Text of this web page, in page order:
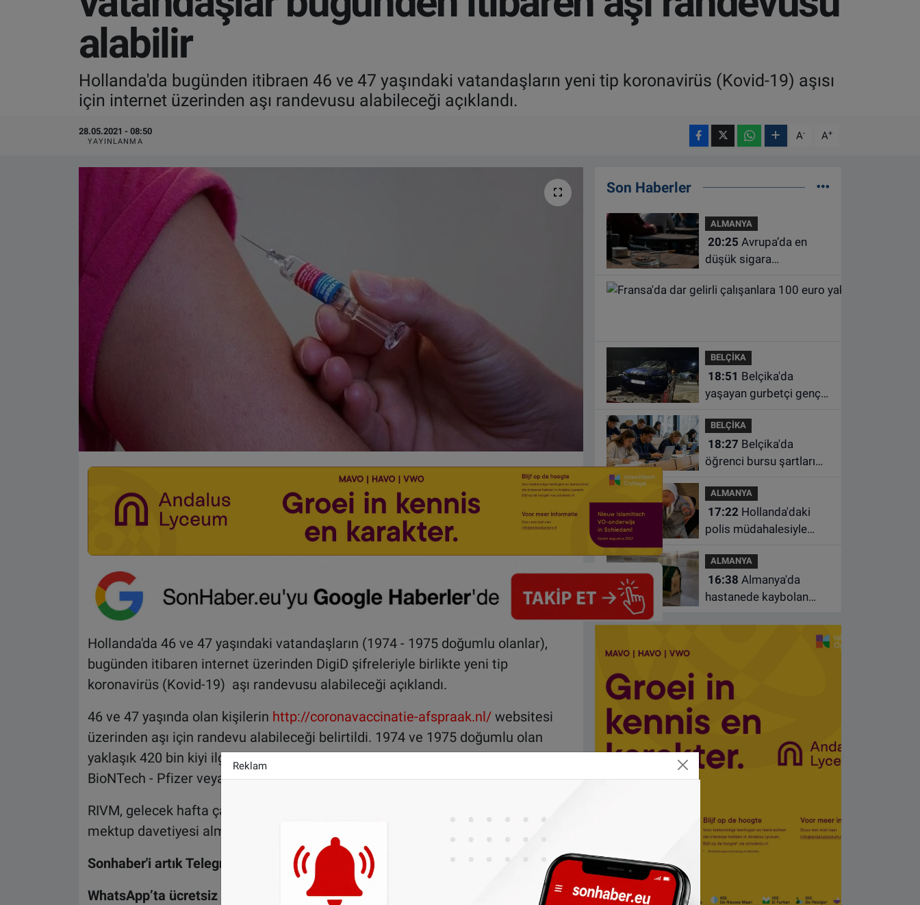
alabilir
Hollanda'da bugünden itibraen 46 ve 47 yaşındaki vatandaşların yeni tip koronavirüs (Kovid-19) aşısı
için internet üzerinden aşı randevusu alabileceği açıklandı.
28.05.2021 - 08:50
YAYINLANMA A- A+
Hollanda'da 46 ve 47 yaşındaki vatandaşların (1974 - 1975 doğumlu olanlar),
bugünden itibaren internet üzerinden DigiD şifreleriyle birlikte yeni tip
koronavirüs (Kovid-19) aşı randevusu alabileceği açıklandı.
46 ve 47 yaşında olan kişilerin http://coronavaccinatie-afspraak.nl/websitesi
üzerinden aşı için randevu alabileceği belirtildi. 1974 ve 1975 doğumlu olan
yaklaşık 420 bin kiyi ilgilendiren toplu aşılama kampanyasında, vatandaşlara
BioNTech - Pfizer veya Moderna koronavirüs aşısının uygulanacağı belirtildi.
RIVM, gelecek hafta çarşamba gününden itibaren de vatandaşların aşı için
mektup davetiyesi almaya başlayacaklarını açıkladı.
Sonhaber'i artık Telegram'da da takip edebilirsiniz:
t.me/sonhabereu
WhatsApp’ta ücretsiz bültenimize abone olun, Hollanda ve diğer Avrupa ülkeleri
Son Haberler
ALMANYA
20:25
düşük sigara
Belçika’da olduğu
BELÇİKA
18:51
yaşayan gurbetçi genç
kazada hayatını kaybetti
BELÇİKA
18:27
öğrenci bursu şartları
ders almayan burs
alamayacak
ALMANYA
17:22
polis müdahalesiyle
çiftin bebeği aileden
alındı
ALMANYA
16:38
hastanede kaybolan
VIDEO GALERİ
ALGEMENE VOORWAARDEN
CONTACT
Çerez Politikası
Reklam